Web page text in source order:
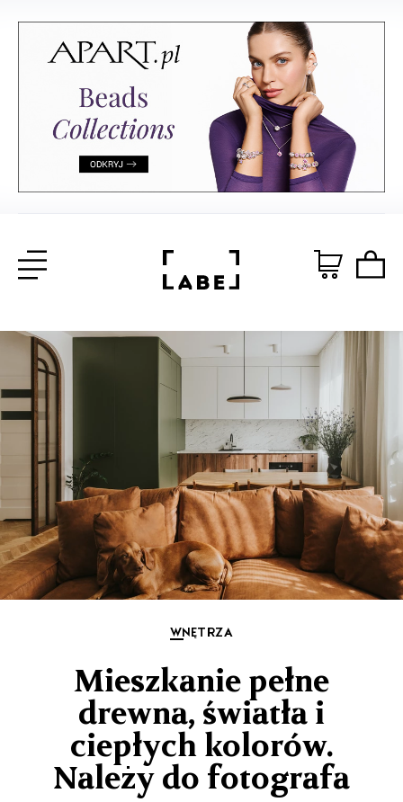
WNĘTRZA
Mieszkanie pełne
drewna, światła i
ciepłych kolorów.
Należy do fotografa